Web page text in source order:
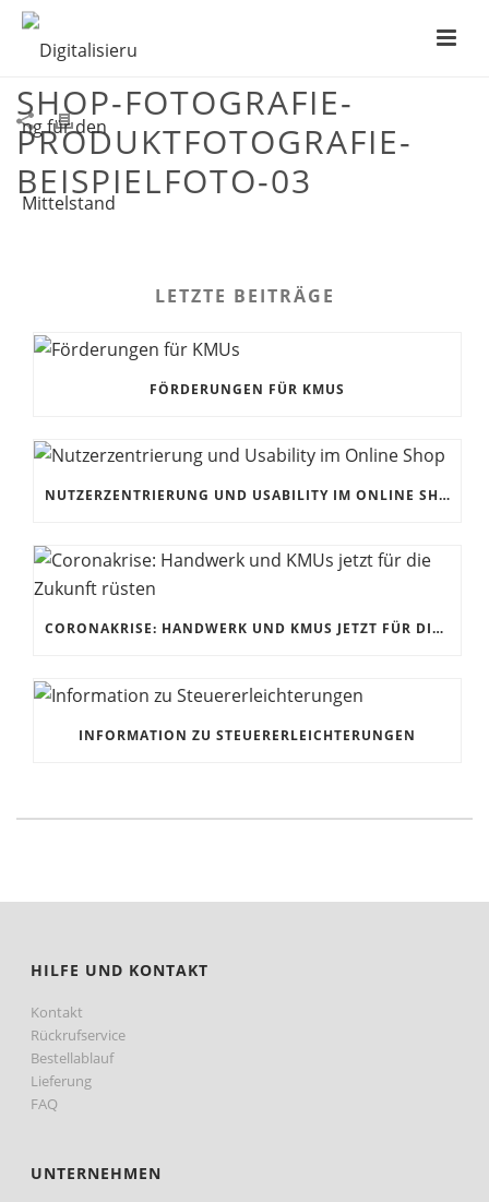
MITTELSTANDSAGENTUR-
SHOP-FOTOGRAFIE-
PRODUKTFOTOGRAFIE-
BEISPIELFOTO-03
LETZTE BEITRÄGE
FÖRDERUNGEN FÜR KMUS
NUTZERZENTRIERUNG UND USABILITY IM ONLINE SHOP
CORONAKRISE: HANDWERK UND KMUS JETZT FÜR DIE ZUKUNFT RÜSTEN
INFORMATION ZU STEUERERLEICHTERUNGEN
HILFE UND KONTAKT
Kontakt
Rückrufservice
Bestellablauf
Lieferung
FAQ
UNTERNEHMEN